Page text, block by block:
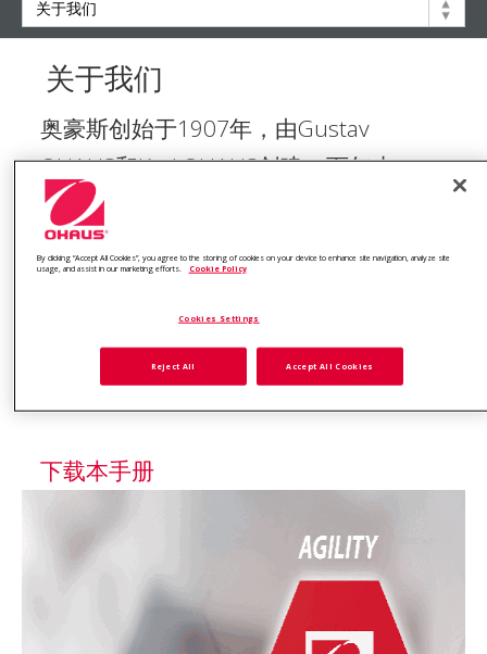
关于我们
奥豪斯创始于1907年，由Gustav
OHAUS和Karl OHAUS创建。百年来，
奥豪斯专注于研发和生产安全、精确和
可靠的实验室分析仪器及实验室设备产
品。与此同时，奥豪斯致力于满足不同
行业客户持续发展的需求及服务。奥豪
斯始终秉持“信任、智能、创新和承
诺”四个原则，竭力服务全球客户！
下载本手册
By clicking “Accept All Cookies”, you agree to the storing of cookies on your device to enhance site navigation, analyze site
usage, and assist in our marketing efforts.
Cookie Policy
Cookies Settings
Reject All Accept All Cookies